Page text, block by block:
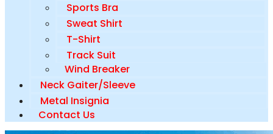
Sports Bra
Sweat Shirt
T-Shirt
Track Suit
Wind Breaker
Neck Gaiter/Sleeve
Metal Insignia
Contact Us